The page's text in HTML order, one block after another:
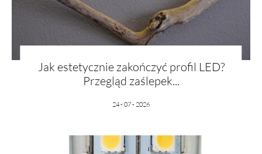
Jak estetycznie zakończyć profil LED?
Przegląd zaślepek...
24 - 07 - 2026